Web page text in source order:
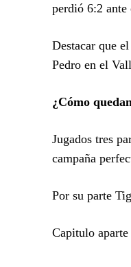
perdió 6:2
Destacar que
Pedro en el
¿Cómo
Jugados tres
campaña
Por su parte
Capitulo